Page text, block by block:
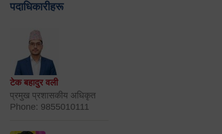
पदाधिकारीहरू
टेक बहादुर वली
प्रमुख प्रशासकीय अधिकृत
Phone: 9855010111